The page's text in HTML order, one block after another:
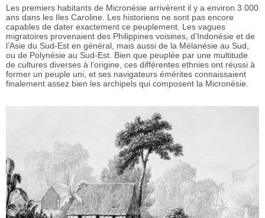
Les premiers habitants de Micronésie arrivèrent il y a environ 3 000
ans dans les Iles Caroline. Les historiens ne sont pas encore
capables de dater exactement ce peuplement. Les vagues
migratoires provenaient des Philippines voisines, d’Indonésie et de
l’Asie du Sud-Est en général, mais aussi de la Mélanésie au Sud,
ou de Polynésie au Sud-Est. Bien que peuplée par une multitude
de cultures diverses à l’origine, ces différentes ethnies ont réussi à
former un peuple uni, et ses navigateurs émérites connaissaient
finalement assez bien les archipels qui composent la Micronésie.